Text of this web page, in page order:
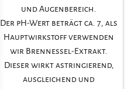
und Augenbereich.
Der pH-Wert beträgt ca. 7, als
Hauptwirkstoff verwenden
wir Brennessel-Extrakt.
Dieser wirkt astringierend,
ausgleichend und